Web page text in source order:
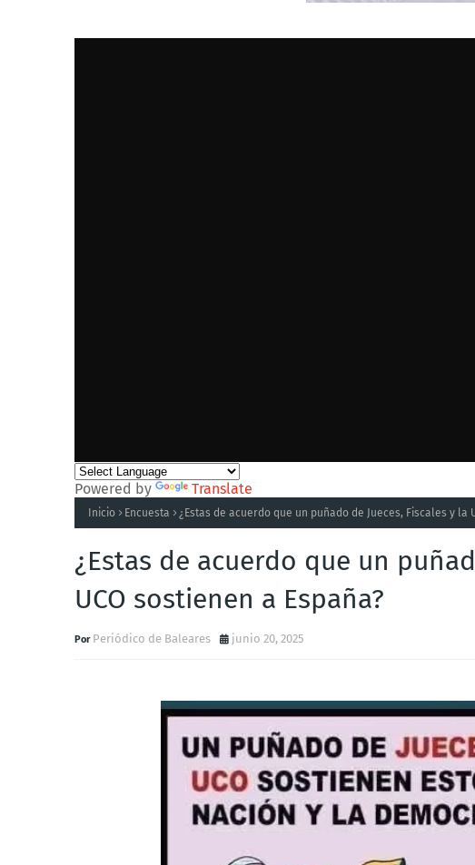
Powered by Translate
Inicio Encuesta ¿Estas de acuerdo que un puñado de Jueces, Fiscales y la
¿Estas de acuerdo que un
UCO sostienen a España?
Periódico de Baleares junio 20, 2025